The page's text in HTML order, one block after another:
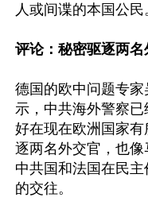
人或间谍的本国公民
评论：秘密驱逐两
德国的欧中问题专
示，中共海外警察已
好在现在欧洲国家
逐两名外交官，也
中共国和法国在民
的交往。